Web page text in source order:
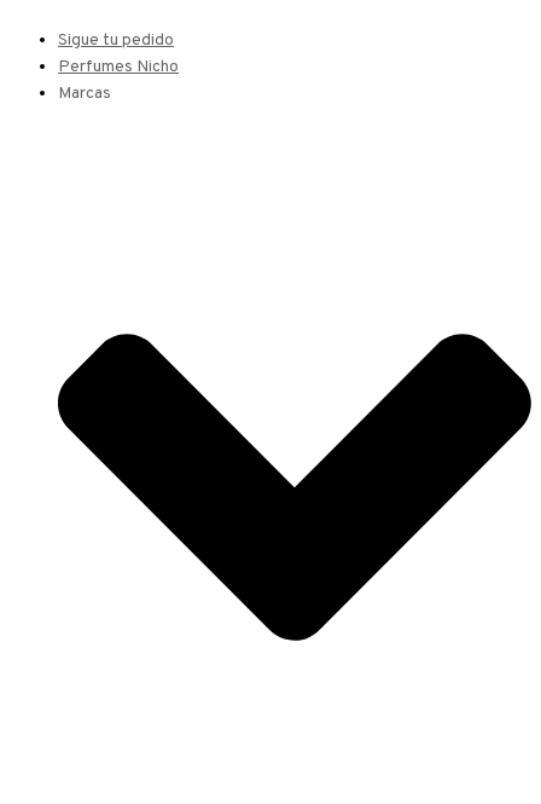
Sigue tu pedido
Perfumes Nicho
Marcas